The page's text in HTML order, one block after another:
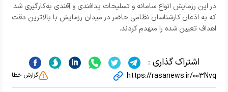
در این رزمایش انواع سامانه و تسلیحات پدافندی و آفندی به‌کارگیری شد
که به اذعان کارشناسان نظامی حاضر در میدان رزمایش با بالاترین دقت
اهداف تعیین شده را منهدم کردند.
اشتراک گذاری :
https://rasanews.ir/003Nvq گزارش خطا